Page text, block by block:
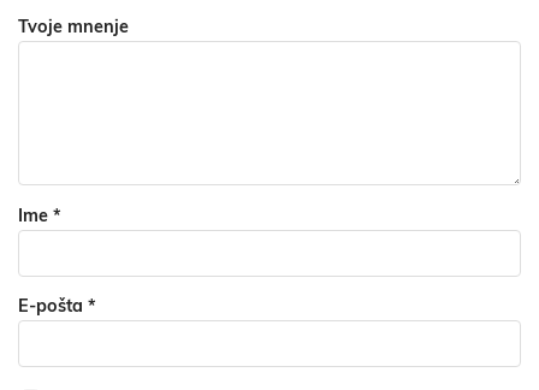
Tvoje mnenje
Ime *
E-pošta *